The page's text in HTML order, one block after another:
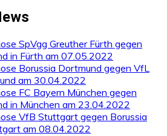
SpVgg Greuther Fürth gegen
in Fürth am 07.05.2022
Borussia Dortmund gegen VfL
am 30.04.2022
FC Bayern München gegen
in München am 23.04.2022
VfB Stuttgart gegen Borussia
am 08.04.2022